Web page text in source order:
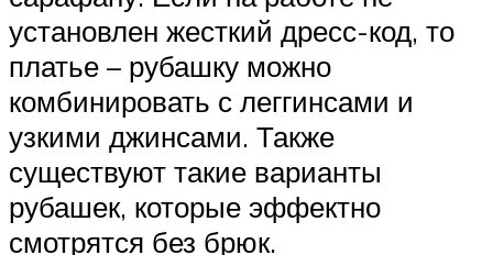
установлен жесткий дресс-код, то
платье – рубашку можно
комбинировать с леггинсами и
узкими джинсами. Также
существуют такие варианты
рубашек, которые эффектно
смотрятся без брюк.